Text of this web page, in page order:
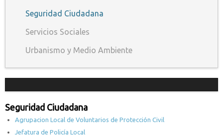
Seguridad Ciudadana
Servicios Sociales
Urbanismo y Medio Ambiente
Seguridad Ciudadana
Agrupacion Local de Voluntarios de Protección Civil
Jefatura de Policía Local